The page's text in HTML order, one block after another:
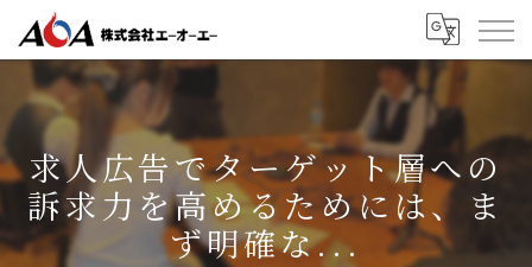
求人広告でターゲット層への
訴求力を高めるためには、ま
ず明確な...